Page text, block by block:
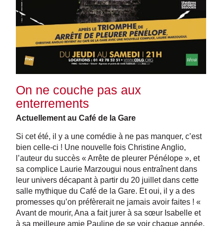
On ne couche pas aux
enterrements
Actuellement au Café de la Gare
Si cet été, il y a une comédie à ne pas manquer, c’est
bien celle-ci ! Une nouvelle fois Christine Anglio,
l’auteur du succès « Arrête de pleurer Pénélope », et
sa complice Laurie Marzougui nous entraînent dans
leur univers décapant à partir du 20 juillet dans cette
salle mythique du Café de la Gare. Et oui, il y a des
promesses qu’on préfèrerait ne jamais avoir faites ! «
Avant de mourir, Ana a fait jurer à sa sœur Isabelle et
à sa meilleure amie Pauline de se voir chaque année,